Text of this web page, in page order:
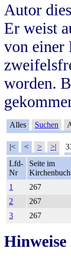
Autor
Er weist
von einer
worden.
Alles Suchen
|< < > >|
Lfd-
Nr
Seite im
Kirchenbuch
1
267
2
267
3
267